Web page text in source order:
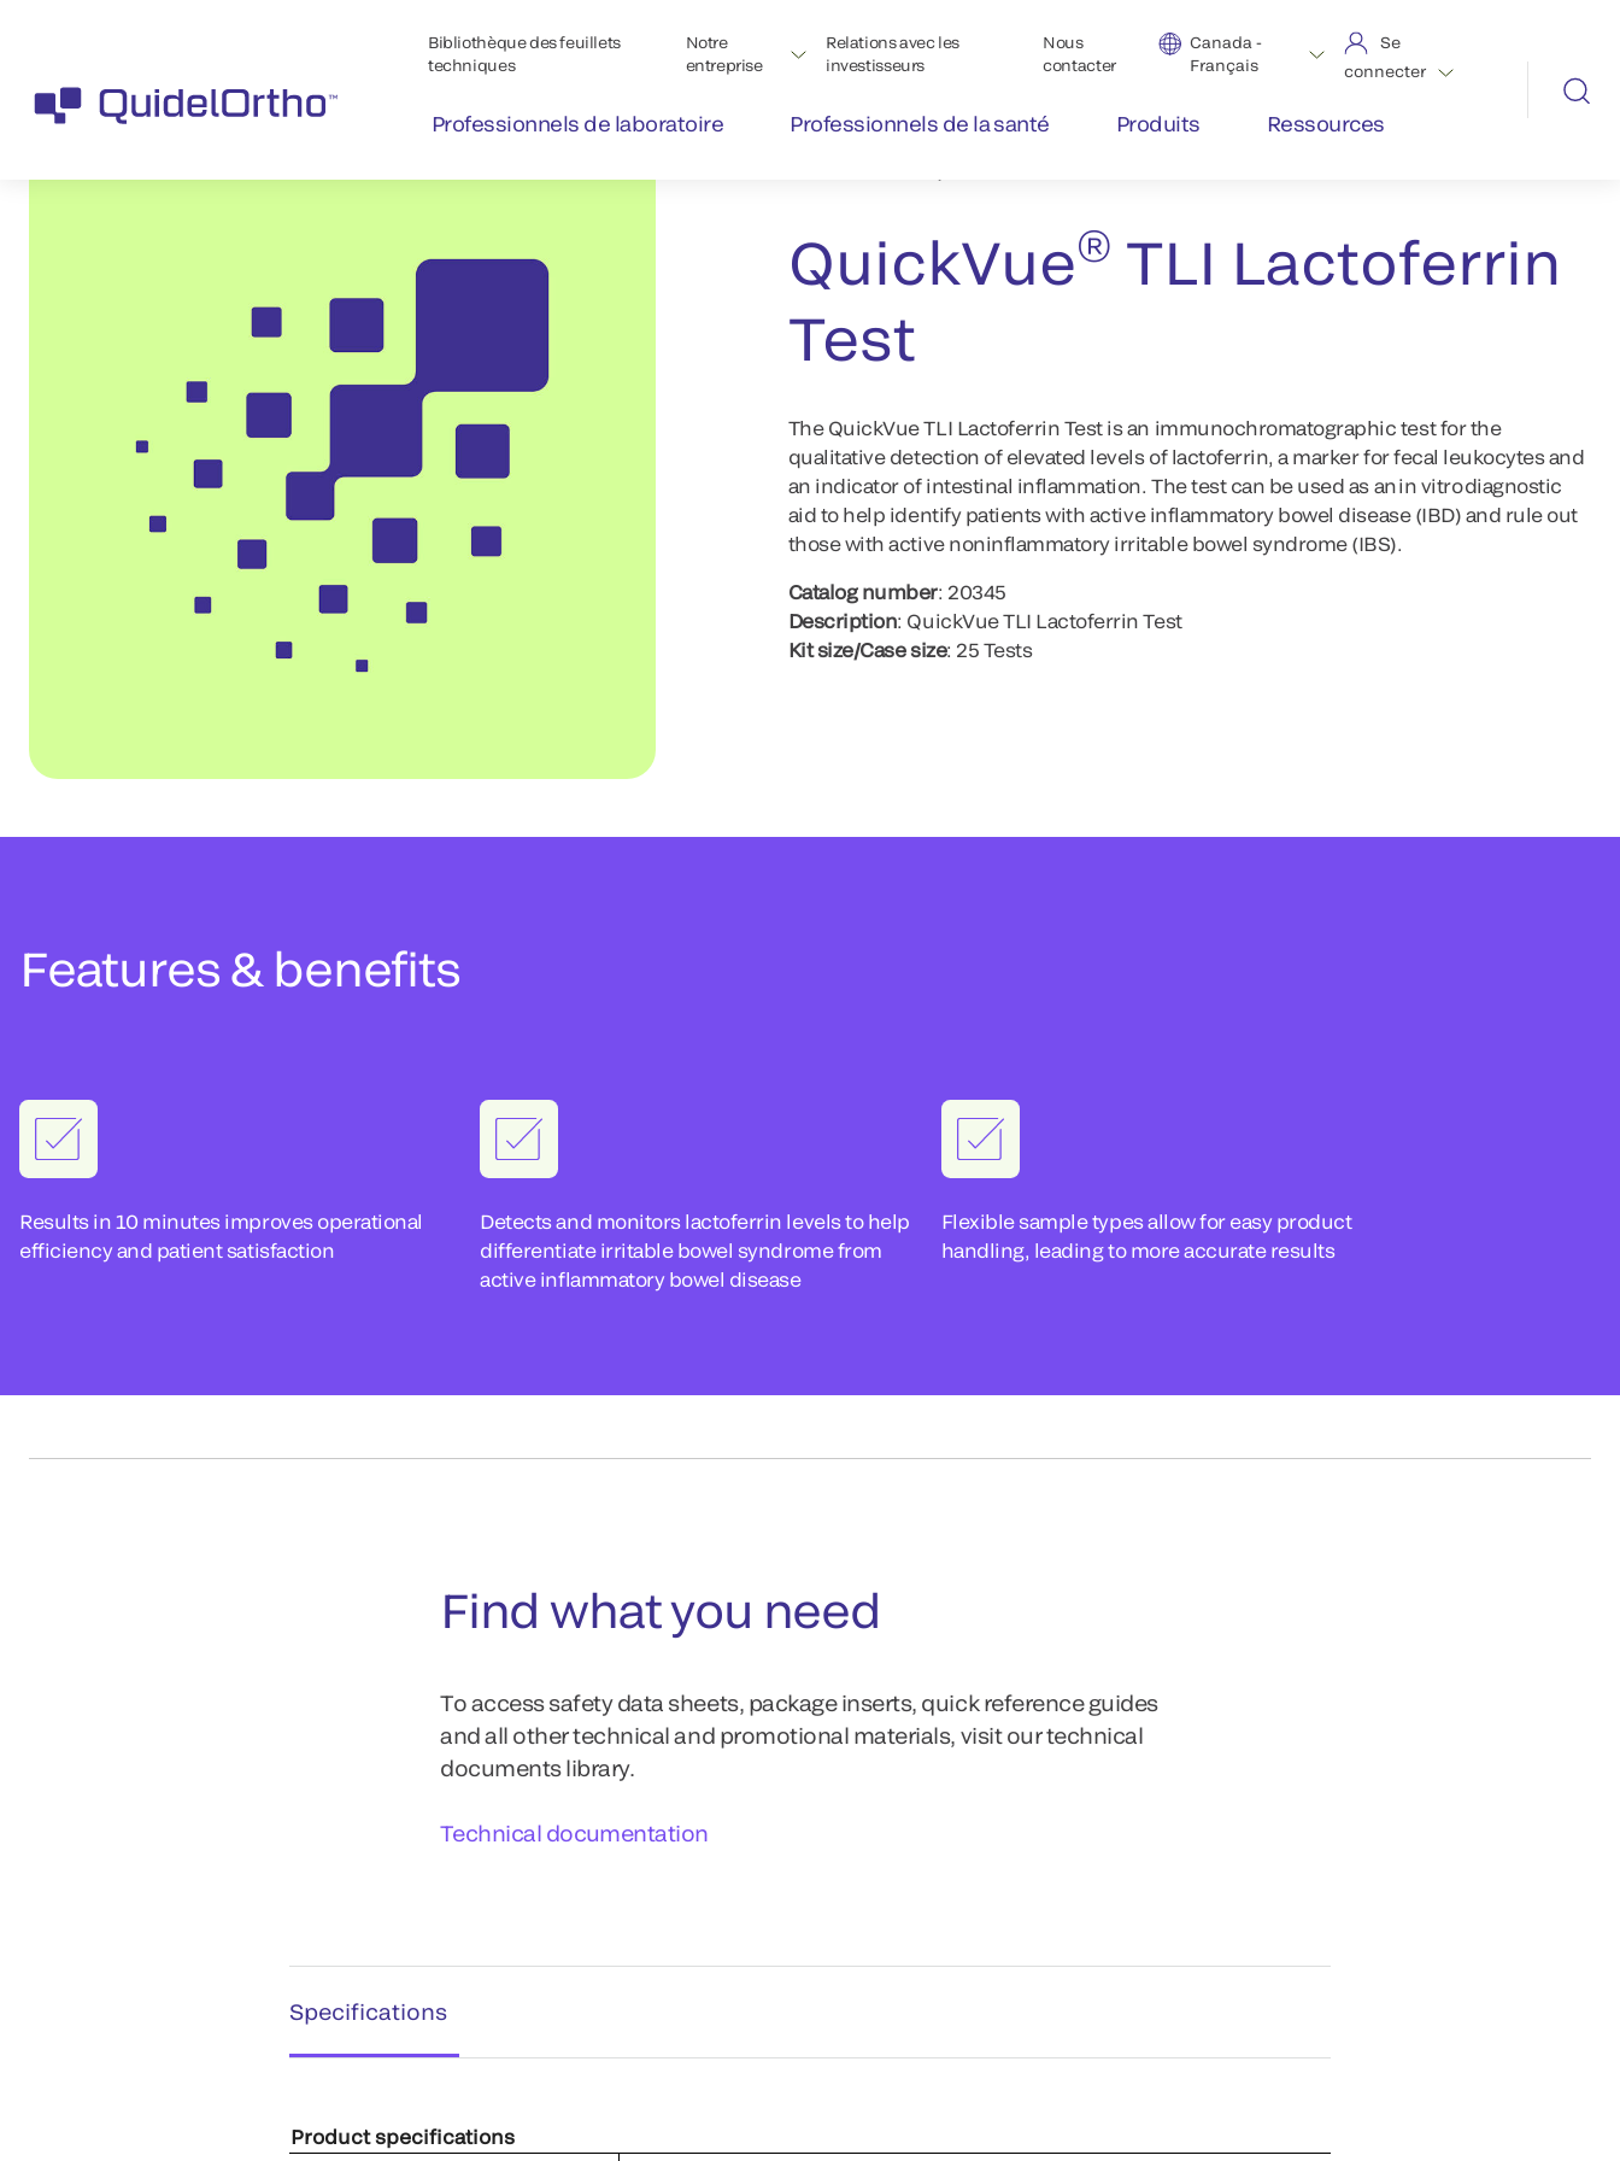
Bibliothèque des feuillets
techniques
Notre
entreprise
Relations avec les
investisseurs
Nous
contacter
Canada -
Français
Se
connecter
Professionnels de laboratoire Professionnels de la santé Produits Ressources
QuickVue® TLI Lactoferrin
Test
The QuickVue TLI Lactoferrin Test is an immunochromatographic test for the
qualitative detection of elevated levels of lactoferrin, a marker for fecal leukocytes and
an indicator of intestinal inflammation. The test can be used as an in vitro diagnostic
aid to help identify patients with active inflammatory bowel disease (IBD) and rule out
those with active noninflammatory irritable bowel syndrome (IBS).
Catalog number: 20345
Description: QuickVue TLI Lactoferrin Test
Kit size/Case size: 25 Tests
Features & benefits
Results in 10 minutes improves operational
efficiency and patient satisfaction
Detects and monitors lactoferrin levels to help
differentiate irritable bowel syndrome from
active inflammatory bowel disease
Flexible sample types allow for easy product
handling, leading to more accurate results
Find what you need
To access safety data sheets, package inserts, quick reference guides
and all other technical and promotional materials, visit our technical
documents library.
Technical documentation
Specifications
Product specifications